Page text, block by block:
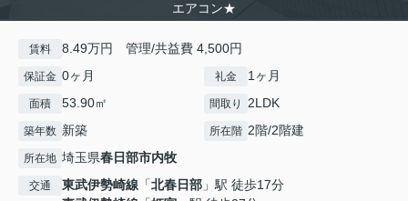
エアコン★
賃料 8.49万円 管理/共益費 4,500円
保証金 0ヶ月 礼金 1ヶ月
面積 53.90㎡ 間取り 2LDK
築年数 新築 所在階 2階/2階建
所在地 埼玉県春日部市内牧
交通 東武伊勢崎線 「北春日部 」駅 徒歩17分